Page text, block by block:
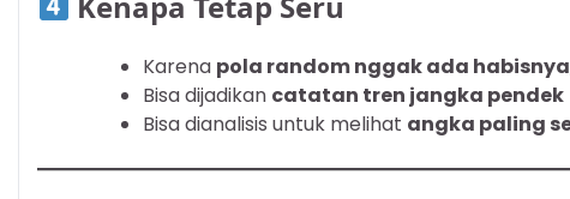
Karena pola random nggak ada habisnya
Bisa dijadikan catatan tren jangka pendek
Bisa dianalisis untuk melihat angka paling